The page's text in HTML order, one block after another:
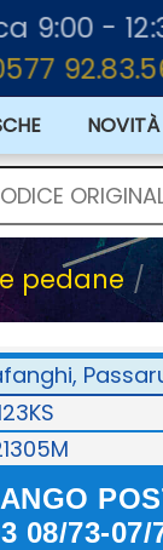
9:00 -
NOVITÀ
pedane
08/73-07/